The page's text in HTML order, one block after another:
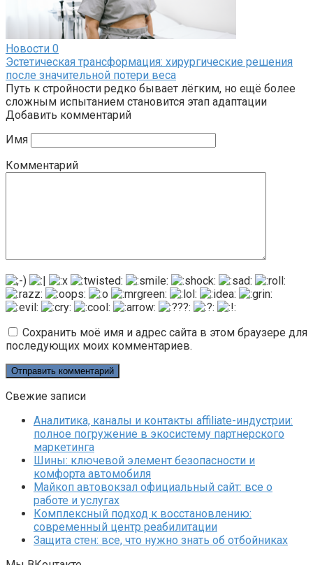
Новости 0
Эстетическая трансформация: хирургические решения
после значительной потери веса
Путь к стройности редко бывает лёгким, но ещё более
сложным испытанием становится этап адаптации
Добавить комментарий
Имя
Комментарий
Сохранить моё имя и адрес сайта в этом браузере для
последующих моих комментариев.
Свежие записи
Аналитика, каналы и контакты affiliate-индустрии:
полное погружение в экосистему партнерского
маркетинга
Шины: ключевой элемент безопасности и
комфорта автомобиля
Майкоп автовокзал официальный сайт: все о
работе и услугах
Комплексный подход к восстановлению:
современный центр реабилитации
Защита стен: все, что нужно знать об отбойниках